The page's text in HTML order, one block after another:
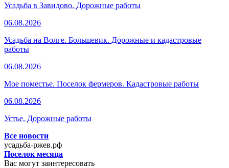
Усадьба в Завидово. Дорожные работы
06.08.2026
Усадьба на Волге. Большевик. Дорожные и кадастровые
работы
06.08.2026
Мое поместье. Поселок фермеров. Кадастровые работы
06.08.2026
Устье. Дорожные работы
Все новости
усадьба-ржев.рф
Поселок месяца
Вас могут заинтересовать